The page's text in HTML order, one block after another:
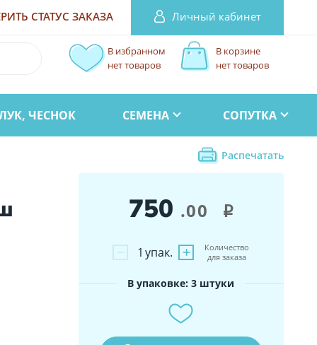
СТАТУС ЗАКАЗА Личный кабинет
В корзине
нет товаров
В избранном
нет товаров
ЧЕСНОК СЕМЕНА СОПУТКА
Распечатать
750 .00 i
− +
1 упак.
Количество
для заказа
В упаковке: 3 штуки